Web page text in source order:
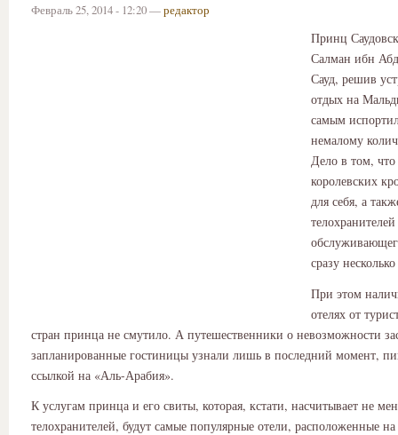
Февраль 25, 2014 - 12:20 —редактор
Принц
Салман ибн
Сауд, решив
отдых на
самым
немалому
Дело в том, что
королевских
для себя, а
сразу
При этом
отелях от
стран принца не смутило. А путешественники о невозможности
запланированные гостиницы узнали лишь в последний момент,
ссылкой на «Аль-Арабия».
К услугам принца и его свиты, которая, кстати, насчитывает не
телохранителей, будут самые популярные отели, расположенные на